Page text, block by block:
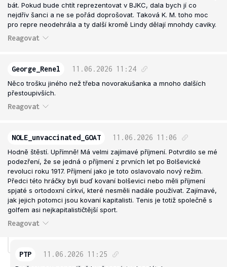
bát. Pokud bude chtít reprezentovat v BJKC, dala bych jí co
nejdřív šanci a ne se pořád doprošovat. Taková K. M. toho moc
pro repre neodehrála a ty další kromě Lindy dělají mnohdy caviky.
Reagovat
George_Renel 11.06.2026 11:24
Něco trošku jiného než třeba novorakušanka a mnoho dalších
přestoupivších.
Reagovat
NOLE_unvaccinated_GOAT 11.06.2026 11:06
Hodně štěstí. Upřímně! Má velmi zajímavé příjmení. Potvrdilo se mé
podezření, že se jedná o příjmení z prvních let po Bolševické
revoluci roku 1917. Příjmení jako je toto oslavovalo nový režim.
Předci této hráčky byli buď kovaní bolševici nebo měli příjmení
spjaté s ortodoxní církví, které nesměli nadále používat. Zajímavé,
jak jejich potomci jsou kovaní kapitalisti. Tenis je totiž společně s
golfem asi nejkapitalističtější sport.
Reagovat
PTP 11.06.2026 11:25